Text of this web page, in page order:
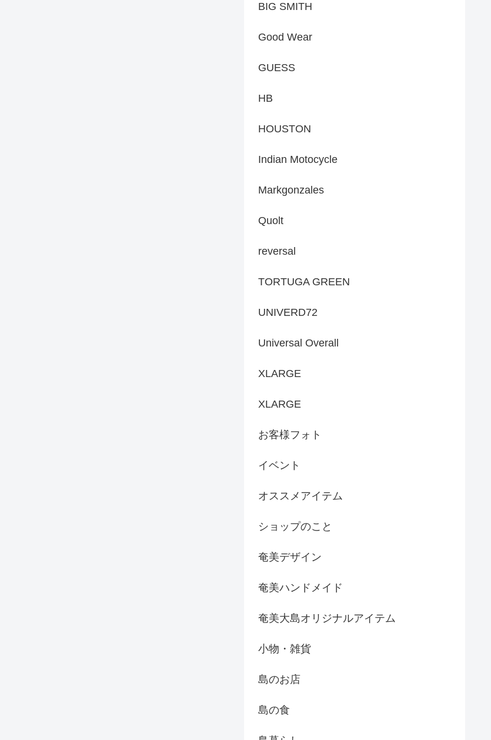
BIG SMITH
Good Wear
GUESS
HB
HOUSTON
Indian Motocycle
Markgonzales
Quolt
reversal
TORTUGA GREEN
UNIVERD72
Universal Overall
XLARGE
XLARGE
お客様フォト
イベント
オススメアイテム
ショップのこと
奄美デザイン
奄美ハンドメイド
奄美大島オリジナルアイテム
小物・雑貨
島のお店
島の食